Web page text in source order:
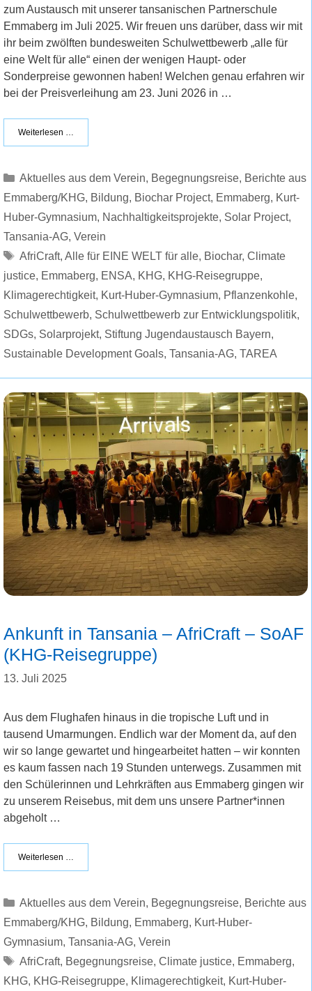
zum Austausch mit unserer tansanischen Partnerschule
Emmaberg im Juli 2025. Wir freuen uns darüber, dass wir mit
ihr beim zwölften bundesweiten Schulwettbewerb „alle für
eine Welt für alle“ einen der wenigen Haupt- oder
Sonderpreise gewonnen haben! Welchen genau erfahren wir
bei der Preisverleihung am 23. Juni 2026 in …
Weiterlesen …
Kategorien
Aktuelles aus dem Verein, Begegnungsreise, Berichte aus
Emmaberg/KHG, Bildung, Biochar Project, Emmaberg, Kurt-
Huber-Gymnasium, Nachhaltigkeitsprojekte, Solar Project,
Tansania-AG, Verein
Schlagwörter
AfriCraft, Alle für EINE WELT für alle, Biochar, Climate
justice, Emmaberg, ENSA, KHG, KHG-Reisegruppe,
Klimagerechtigkeit, Kurt-Huber-Gymnasium, Pflanzenkohle,
Schulwettbewerb, Schulwettbewerb zur Entwicklungspolitik,
SDGs, Solarprojekt, Stiftung Jugendaustausch Bayern,
Sustainable Development Goals, Tansania-AG, TAREA
Ankunft in Tansania – AfriCraft – SoAF
(KHG-Reisegruppe)
13. Juli 2025
Aus dem Flughafen hinaus in die tropische Luft und in
tausend Umarmungen. Endlich war der Moment da, auf den
wir so lange gewartet und hingearbeitet hatten – wir konnten
es kaum fassen nach 19 Stunden unterwegs. Zusammen mit
den Schülerinnen und Lehrkräften aus Emmaberg gingen wir
zu unserem Reisebus, mit dem uns unsere Partner*innen
abgeholt …
Weiterlesen …
Kategorien
Aktuelles aus dem Verein, Begegnungsreise, Berichte aus
Emmaberg/KHG, Bildung, Emmaberg, Kurt-Huber-
Gymnasium, Tansania-AG, Verein
Schlagwörter
AfriCraft, Begegnungsreise, Climate justice, Emmaberg,
KHG, KHG-Reisegruppe, Klimagerechtigkeit, Kurt-Huber-